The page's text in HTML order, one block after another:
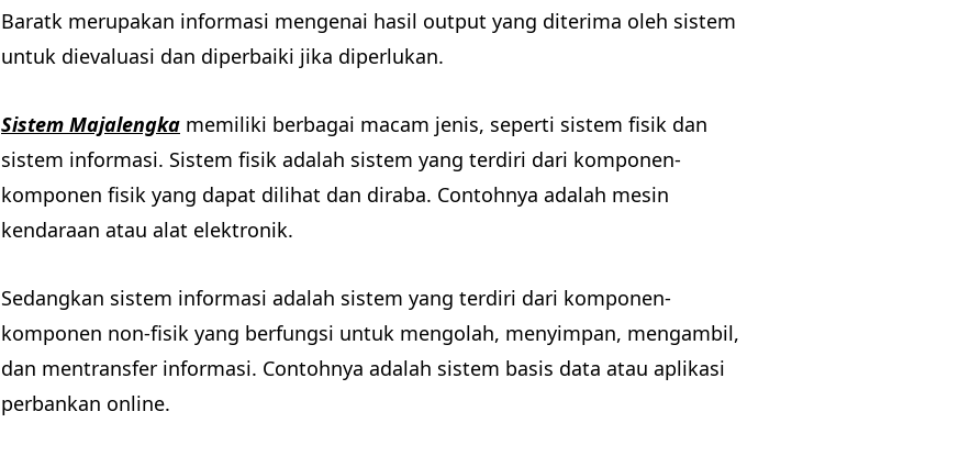
Baratk merupakan informasi mengenai hasil output yang diterima oleh sistem
untuk dievaluasi dan diperbaiki jika diperlukan.
Sistem Majalengka memiliki berbagai macam jenis, seperti sistem fisik dan
sistem informasi. Sistem fisik adalah sistem yang terdiri dari komponen-
komponen fisik yang dapat dilihat dan diraba. Contohnya adalah mesin
kendaraan atau alat elektronik.
Sedangkan sistem informasi adalah sistem yang terdiri dari komponen-
komponen non-fisik yang berfungsi untuk mengolah, menyimpan, mengambil,
dan mentransfer informasi. Contohnya adalah sistem basis data atau aplikasi
perbankan online.